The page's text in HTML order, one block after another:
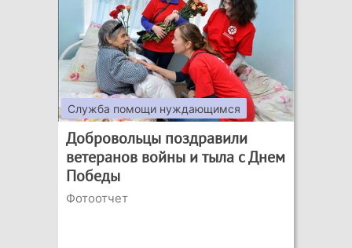
Служба помощи нуждающимся
Добровольцы поздравили
ветеранов войны и тыла с Днем
Победы
Фотоотчет